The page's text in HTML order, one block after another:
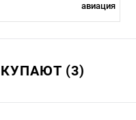
авиация
(3)